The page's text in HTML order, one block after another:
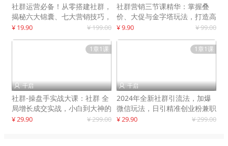
社群运营必备！从零搭建社群，
揭秘六大锦囊、七大营销技巧，
打造火爆社群
¥ 19.90 ¥ 199.00
社群营销三节课精华：掌握叠
价、大促与金字塔玩法，打造高
效营销体系
¥ 9.90 ¥ 99.00
1章1课
 千启
社群-操盘手实战大课：社群 全
局增长成交实战，小白到大神的
进阶之路
¥ 29.90 ¥ 299.00
1章1课
 千启
2024年全新社群引流法，加爆
微信玩法，日引精准创业粉兼职
粉200+
¥ 29.90 ¥ 299.00